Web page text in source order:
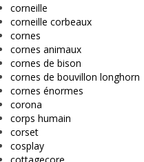
corneille
corneille corbeaux
cornes
cornes animaux
cornes de bison
cornes de bouvillon longhorn
cornes énormes
corona
corps humain
corset
cosplay
cottagecore